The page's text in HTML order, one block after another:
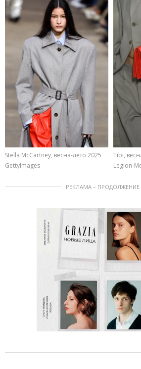
Stella McCartney, весна-лето 2025
GettyImages
Tibi,
Legion-
РЕКЛАМА – ПРОДОЛЖЕНИЕ